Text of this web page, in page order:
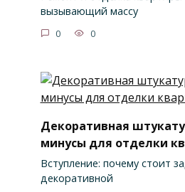
вызывающий массу
0 0
Декоративная
минусы для отделки
Вступление: почему стоит
декоративной